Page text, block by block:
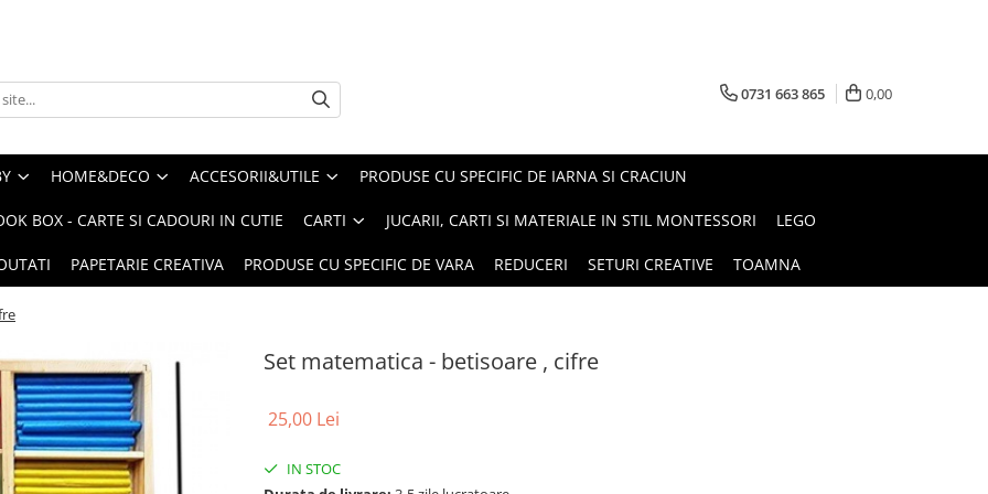
0731 663 865 0,00
HOME&DECO ACCESORII&UTILE PRODUSE CU SPECIFIC DE IARNA SI CRACIUN
BOX - CARTE SI CADOURI IN CUTIE CARTI JUCARII, CARTI SI MATERIALE IN STIL MONTESSORI LEGO
PAPETARIE CREATIVA PRODUSE CU SPECIFIC DE VARA REDUCERI SETURI CREATIVE TOAMNA
Set matematica - betisoare , cifre
25,00 Lei
IN STOC